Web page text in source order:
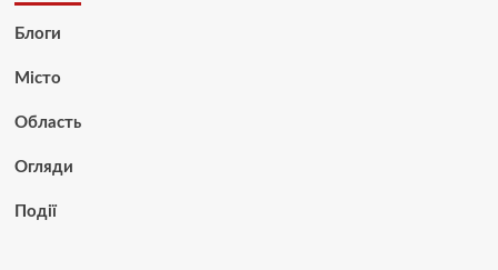
Блоги
Місто
Область
Огляди
Події